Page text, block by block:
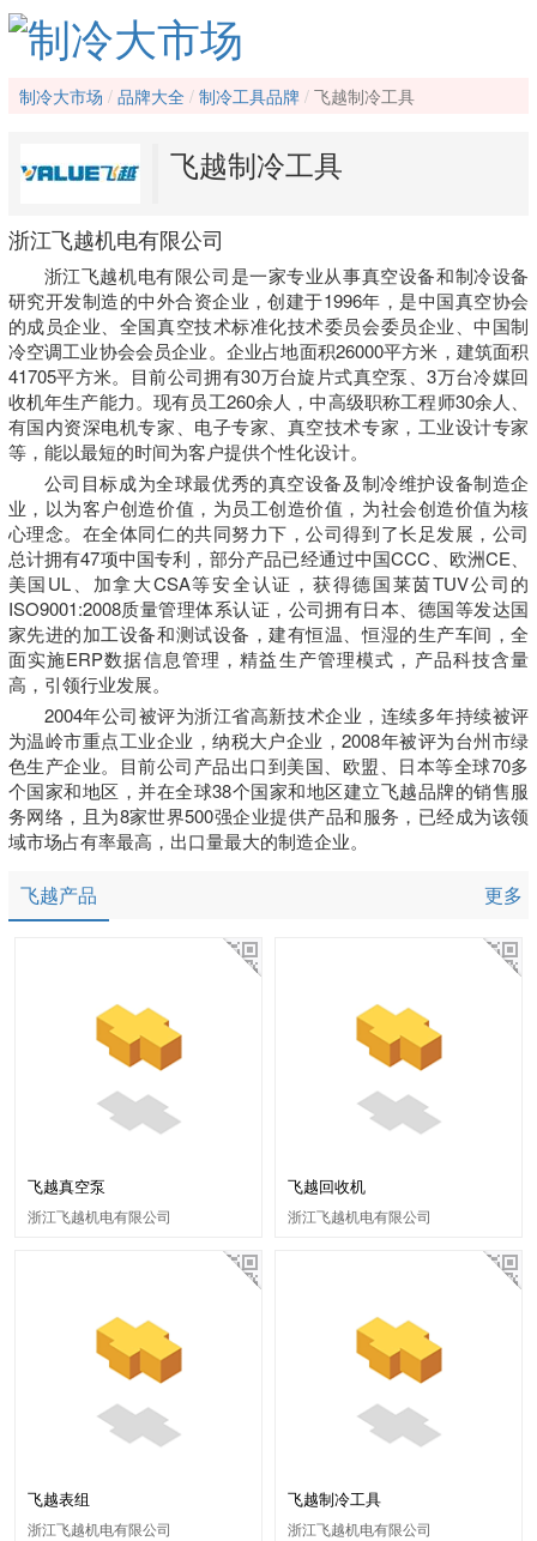
制冷大市场 品牌大全 制冷工具品牌 飞越制冷工具
飞越制冷工具
浙江飞越机电有限公司
浙江飞越机电有限公司是一家专业从事真空设备和制冷设备
研究开发制造的中外合资企业，创建于1996年，是中国真空协会
的成员企业、全国真空技术标准化技术委员会委员企业、中国制
冷空调工业协会会员企业。企业占地面积26000平方米，建筑面积
41705平方米。目前公司拥有30万台旋片式真空泵、3万台冷媒回
收机年生产能力。现有员工260余人，中高级职称工程师30余人、
有国内资深电机专家、电子专家、真空技术专家，工业设计专家
等，能以最短的时间为客户提供个性化设计。
公司目标成为全球最优秀的真空设备及制冷维护设备制造企
业，以为客户创造价值，为员工创造价值，为社会创造价值为核
心理念。在全体同仁的共同努力下，公司得到了长足发展，公司
总计拥有47项中国专利，部分产品已经通过中国CCC、欧洲CE、
美国UL、加拿大CSA等安全认证，获得德国莱茵TUV公司的
ISO9001:2008质量管理体系认证，公司拥有日本、德国等发达国
家先进的加工设备和测试设备，建有恒温、恒湿的生产车间，全
面实施ERP数据信息管理，精益生产管理模式，产品科技含量
高，引领行业发展。
2004年公司被评为浙江省高新技术企业，连续多年持续被评
为温岭市重点工业企业，纳税大户企业，2008年被评为台州市绿
色生产企业。目前公司产品出口到美国、欧盟、日本等全球70多
个国家和地区，并在全球38个国家和地区建立飞越品牌的销售服
务网络，且为8家世界500强企业提供产品和服务，已经成为该领
域市场占有率最高，出口量最大的制造企业。
飞越产品 更多
飞越真空泵
浙江飞越机电有限公司
飞越回收机
浙江飞越机电有限公司
飞越表组
浙江飞越机电有限公司
飞越制冷工具
浙江飞越机电有限公司